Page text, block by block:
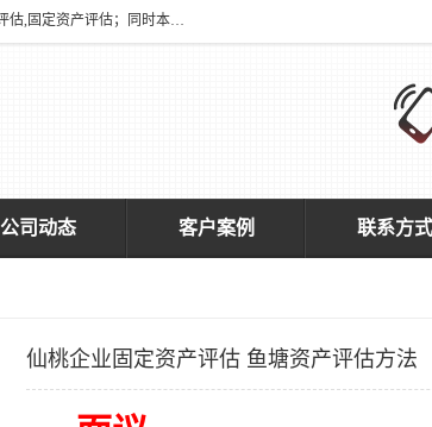
海润资产评估有限公司有养殖场评估,养殖场资产评估,花卉苗圃资产评估,森林林地资产评估,采石场资产评估,企业整体资产评估,固定资产评估；同时本司与全国多家着名评估机构、拆迁法律咨询律师、征收拆迁办、以及评估院校合作，以便为顾客提供有价值的服务。
公司动态 客户案例 联系方式
仙桃企业固定资产评估 鱼塘资产评估方法